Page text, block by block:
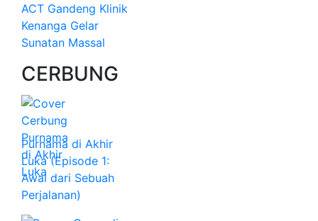
ACT Gandeng Klinik
Kenanga Gelar
Sunatan Massal
CERBUNG
Purnama di Akhir
Luka (Episode 1:
Awal dari Sebuah
Perjalanan)